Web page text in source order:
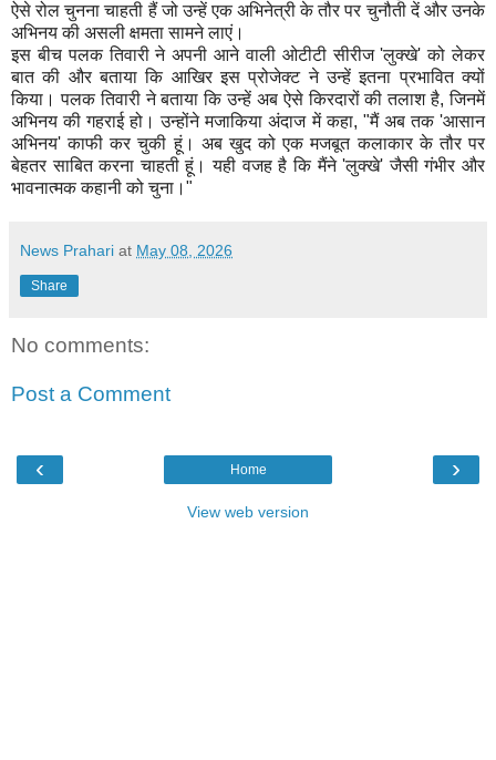
ऐसे रोल चुनना चाहती हैं जो उन्हें एक अभिनेत्री के तौर पर चुनौती दें और उनके
अभिनय की असली क्षमता सामने लाएं।
इस बीच पलक तिवारी ने अपनी आने वाली ओटीटी सीरीज 'लुक्खे' को लेकर
बात की और बताया कि आखिर इस प्रोजेक्ट ने उन्हें इतना प्रभावित क्यों
किया। पलक तिवारी ने बताया कि उन्हें अब ऐसे किरदारों की तलाश है, जिनमें
अभिनय की गहराई हो। उन्होंने मजाकिया अंदाज में कहा, "मैं अब तक 'आसान
अभिनय' काफी कर चुकी हूं। अब खुद को एक मजबूत कलाकार के तौर पर
बेहतर साबित करना चाहती हूं। यही वजह है कि मैंने 'लुक्खे' जैसी गंभीर और
भावनात्मक कहानी को चुना।"
News Prahari at May 08, 2026
Share
No comments:
Post a Comment
‹ ›
Home
View web version